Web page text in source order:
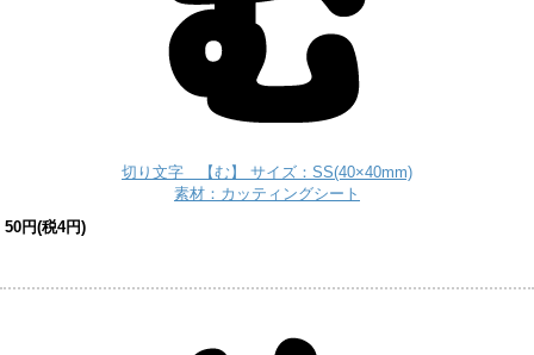
切り文字 【む】 サイズ：SS(40×40mm)
素材：カッティングシート
50円(税4円)